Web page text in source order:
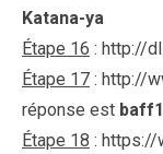
Katana-ya
Étape 16 : http://
Étape 17 : http://
réponse est
Étape 18 : https://